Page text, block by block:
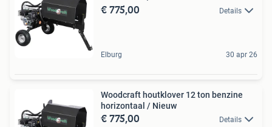
€ 775,00 Details
Elburg 30 apr 26
Woodcraft houtklover 12 ton benzine
horizontaal / Nieuw
€ 775,00 Details